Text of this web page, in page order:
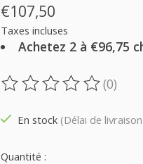
€107,50
Taxes incluses
Achetez 2 à €96,75
Ce produit est évalué à
(0)
En stock (Délai de
Quantité :